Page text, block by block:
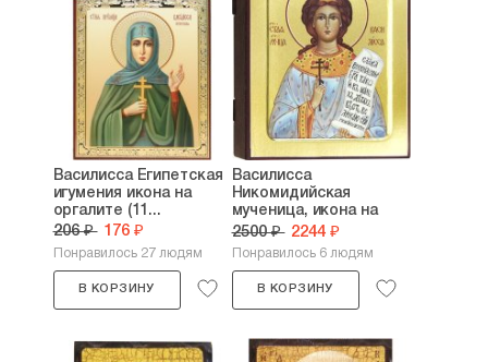
Василисса Египетская
игумения икона на
оргалите (11...
206 ₽ 176 ₽
Понравилось 27 людям
В КОРЗИНУ
Василисса
Никомидийская
мученица, икона на
дереве...
2500 ₽ 2244 ₽
Понравилось 6 людям
В КОРЗИНУ